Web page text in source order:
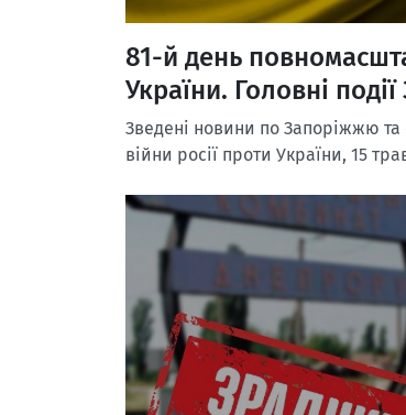
81-й день
України. Головні
Зведені новини по Запоріжжю та
війни росії проти України, 15